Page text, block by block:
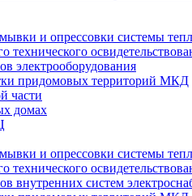
и опрессовки системы
технического
электрооборудования
придомовых территорий МКД
части
домах
и опрессовки системы
технического
внутренних систем